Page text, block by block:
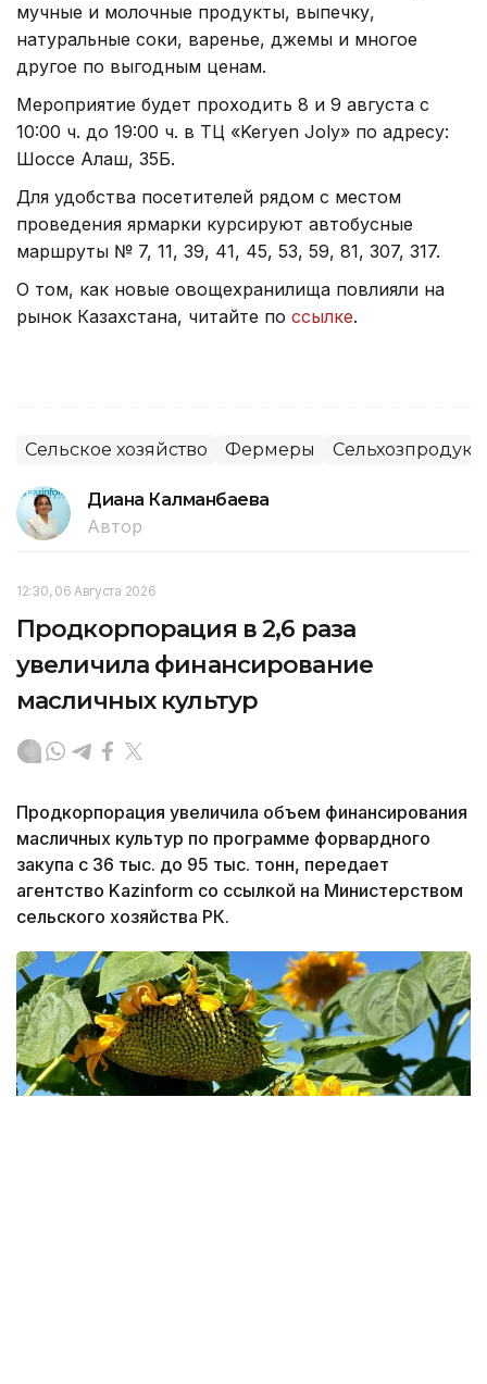
мучные и молочные продукты, выпечку,
натуральные соки, варенье, джемы и многое
другое по выгодным ценам.
Мероприятие будет проходить 8 и 9 августа с
10:00 ч. до 19:00 ч. в ТЦ «Keryen Joly» по адресу:
Шоссе Алаш, 35Б.
Для удобства посетителей рядом с местом
проведения ярмарки курсируют автобусные
маршруты № 7, 11, 39, 41, 45, 53, 59, 81, 307, 317.
О том, как новые овощехранилища повлияли на
рынок Казахстана, читайте по ссылке.
Сельское хозяйство Фермеры
Диана Калманбаева
Автор
12:30, 06 Августа 2026
Продкорпорация в 2,6 раза
увеличила финансирование
масличных культур
Продкорпорация увеличила объем финансирования
масличных культур по программе форвардного
закупа с 36 тыс. до 95 тыс. тонн, передает
агентство Kazinform со ссылкой на Министерством
сельского хозяйства РК.